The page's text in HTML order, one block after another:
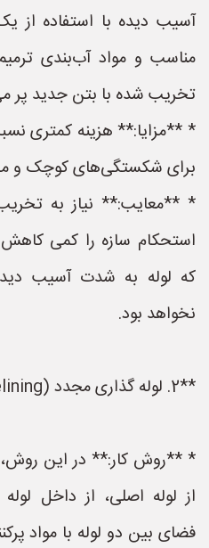
آسیب دیده با استفاده از
مناسب و مواد آب‌بندی
تخریب شده با بتن جدید پر
* **مزایا:** هزینه کمتری
برای شکستگی‌های کوچک و
* **معایب:** نیاز به
استحکام سازه را کمی
که لوله به شدت آسیب
نخواهد بود.
**2. لوله گذاری مجدد (Pipe Relining):**
* **روش کار:** در این روش،
از لوله اصلی، از داخل
فضای بین دو لوله با مواد